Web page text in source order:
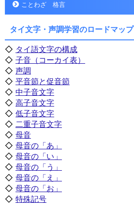
ことわざ 格言
タイ文字・声調学習のロードマップ
◇ タイ語文字の構成
◇ 子音（コーカイ表）
◇ 声調
◇ 平音節と促音節
◇ 中子音文字
◇ 高子音文字
◇ 低子音文字
◇ 二重子音文字
◇ 母音
◇ 母音の「あ」
◇ 母音の「い」
◇ 母音の「う」
◇ 母音の「え」
◇ 母音の「お」
◇ 特殊記号